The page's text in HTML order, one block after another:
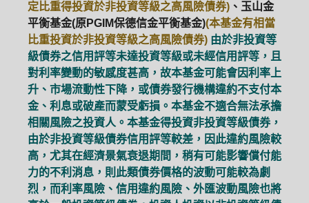
定比重得投資於非投資等級之高風險債券) 、玉山金
平衡基金(原PGIM保德信金平衡基金)(本基金有相當
比重投資於非投資等級之高風險債券) 由於非投資等
級債券之信用評等未達投資等級或未經信用評等，且
對利率變動的敏感度甚高，故本基金可能會因利率上
升、市場流動性下降，或債券發行機構違約不支付本
金、利息或破產而蒙受虧損。本基金不適合無法承擔
相關風險之投資人。本基金得投資非投資等級債券，
由於非投資等級債券信用評等較差，因此違約風險較
高，尤其在經濟景氣衰退期間，稍有可能影響償付能
力的不利消息，則此類債券價格的波動可能較為劇
烈，而利率風險、信用違約風險、外匯波動風險也將